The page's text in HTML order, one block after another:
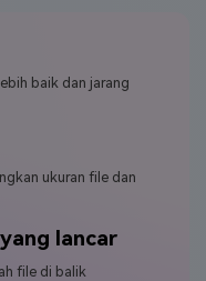
baik dan jarang
ukuran file dan
lancar
file di balik